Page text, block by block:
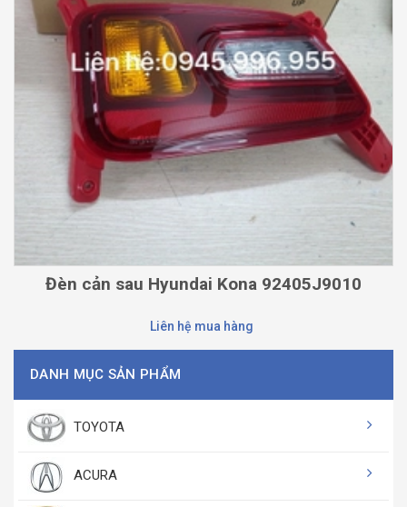
Đèn cản sau Hyundai Kona 92405J9010
Liên hệ mua hàng
DANH MỤC SẢN PHẨM
TOYOTA
ACURA